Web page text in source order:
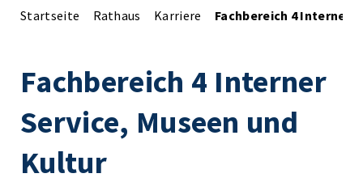
Startseite Rathaus Karriere Fachbereich 4 Interner
Fachbereich 4 Interner
Service, Museen und
Kultur